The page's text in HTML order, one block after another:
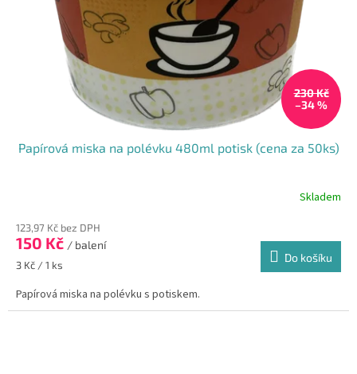
230 Kč
–34 %
Papírová miska na polévku 480ml potisk (cena za 50ks)
Skladem
123,97 Kč bez DPH
150 Kč / balení
Měrná
3 Kč / 1 ks
Do košíku
Papírová miska na polévku s potiskem.